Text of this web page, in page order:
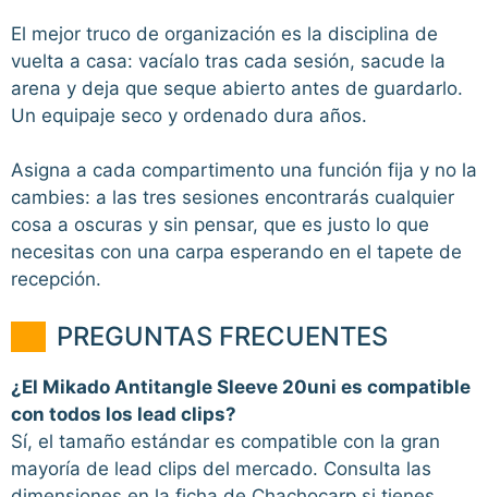
El mejor truco de organización es la disciplina de
vuelta a casa: vacíalo tras cada sesión, sacude la
arena y deja que seque abierto antes de guardarlo.
Un equipaje seco y ordenado dura años.
Asigna a cada compartimento una función fija y no la
cambies: a las tres sesiones encontrarás cualquier
cosa a oscuras y sin pensar, que es justo lo que
necesitas con una carpa esperando en el tapete de
recepción.
PREGUNTAS FRECUENTES
¿El Mikado Antitangle Sleeve 20uni es compatible
con todos los lead clips?
Sí, el tamaño estándar es compatible con la gran
mayoría de lead clips del mercado. Consulta las